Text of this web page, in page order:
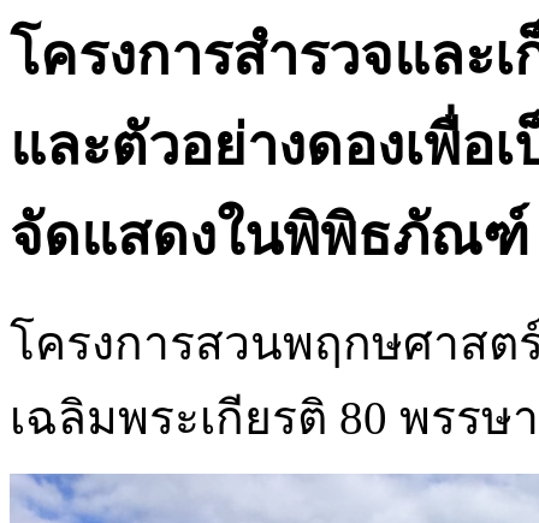
โครงการสำรวจและ
และตัวอย่างดองเพื่อ
จัดแสดงในพิพิธภัณฑ์
โครงการสวนพฤกษศาส
เฉลิมพระเกียรติ 80 พรรษ